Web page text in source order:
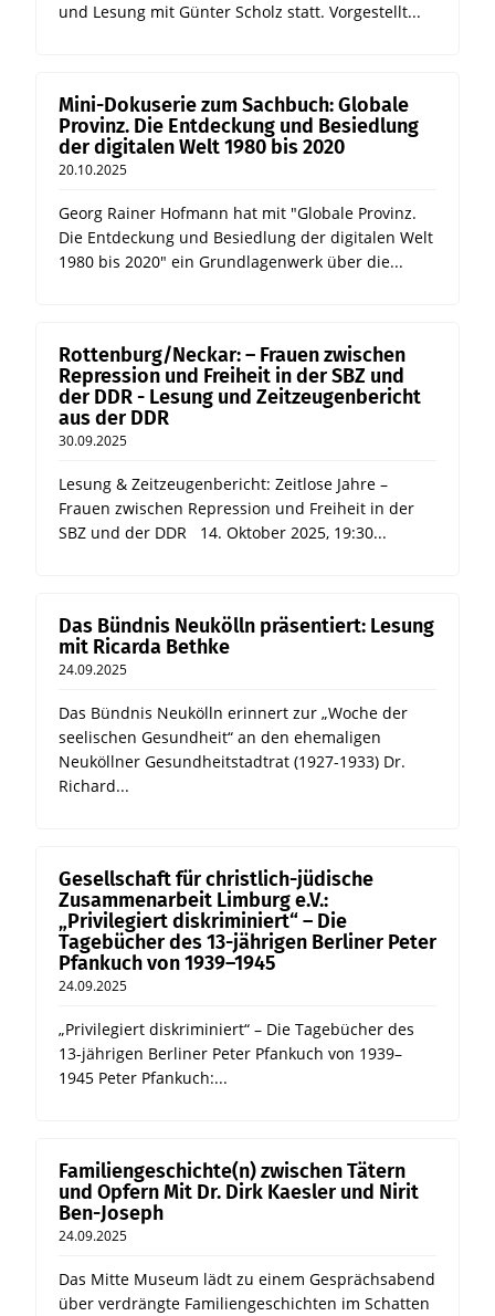
und Lesung mit Günter Scholz statt. Vorgestellt...
Mini-Dokuserie zum Sachbuch: Globale
Provinz. Die Entdeckung und Besiedlung
der digitalen Welt 1980 bis 2020
20.10.2025
Georg Rainer Hofmann hat mit "Globale Provinz.
Die Entdeckung und Besiedlung der digitalen Welt
1980 bis 2020" ein Grundlagenwerk über die...
Rottenburg/Neckar: – Frauen zwischen
Repression und Freiheit in der SBZ und
der DDR - Lesung und Zeitzeugenbericht
aus der DDR
30.09.2025
Lesung & Zeitzeugenbericht: Zeitlose Jahre –
Frauen zwischen Repression und Freiheit in der
SBZ und der DDR 14. Oktober 2025, 19:30...
Das Bündnis Neukölln präsentiert: Lesung
mit Ricarda Bethke
24.09.2025
Das Bündnis Neukölln erinnert zur „Woche der
seelischen Gesundheit“ an den ehemaligen
Neuköllner Gesundheitstadtrat (1927-1933) Dr.
Richard...
Gesellschaft für christlich-jüdische
Zusammenarbeit Limburg e.V.:
„Privilegiert diskriminiert“ – Die
Tagebücher des 13-jährigen Berliner Peter
Pfankuch von 1939–1945
24.09.2025
„Privilegiert diskriminiert“ – Die Tagebücher des
13-jährigen Berliner Peter Pfankuch von 1939–
1945 Peter Pfankuch:...
Familiengeschichte(n) zwischen Tätern
und Opfern Mit Dr. Dirk Kaesler und Nirit
Ben-Joseph
24.09.2025
Das Mitte Museum lädt zu einem Gesprächsabend
über verdrängte Familiengeschichten im Schatten